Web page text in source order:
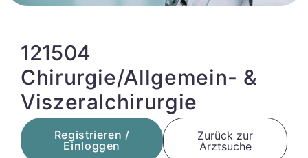
121504
Chirurgie/Allgemein- &
Viszeralchirurgie
Registrieren /
Einloggen
Zurück zur
Arztsuche